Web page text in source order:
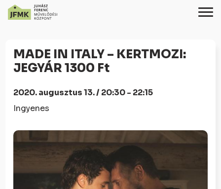
Content
navigációhoz
MADE IN ITALY – KERTMOZI:
JEGYÁR 1300 Ft
2020. augusztus 13. / 20:30 - 22:15
Ingyenes